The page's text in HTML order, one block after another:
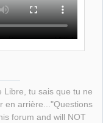
Libre, tu sais que tu ne
en arrière..."Questions
forum and will NOT